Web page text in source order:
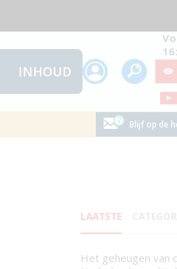
INHOUD
Blijf op de
LAATSTE
Het geheugen van